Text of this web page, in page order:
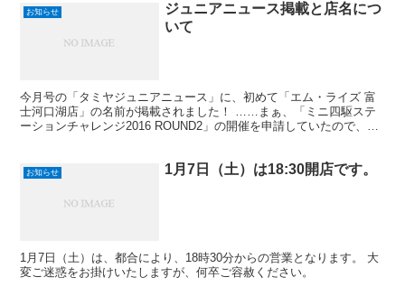
お知らせ
ジュニアニュース掲載と店名につ
いて
今月号の「タミヤジュニアニュース」に、初めて「エム・ライズ 富
士河口湖店」の名前が掲載されました！ ……まぁ、「ミニ四駆ステ
ーションチャレンジ2016 ROUND2」の開催を申請していたので、当
お知らせ 1月7日（土）は18:30開店です。
1月7日（土）は、都合により、18時30分からの営業となります。 大
変ご迷惑をお掛けいたしますが、何卒ご容赦ください。